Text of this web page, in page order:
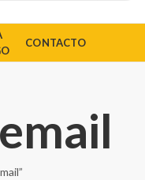
CONTACTO